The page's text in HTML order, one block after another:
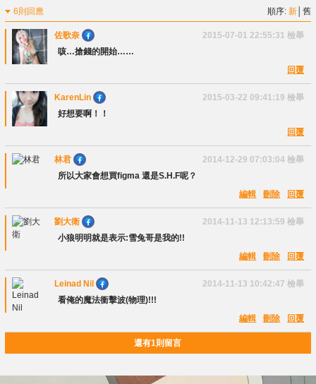
6則回應 順序:新 │舊
佐歌奈 2015-07-01 22:55:31 檢舉
咳…搶錢的開始……
回覆
KarenLin 2015-03-22 09:41:19 檢舉
好想要啊！！
回覆
林君 2014-12-29 07:03:04 檢舉
所以大家會想買figma 還是S.H.F呢？
回覆
刪除
編輯
劉大衛 2014-11-13 12:13:59 檢舉
小狼明明就是表示:雪兔哥是我的!!
回覆
刪除
編輯
Leinad Nil 2014-11-13 10:42:47 檢舉
看俺的魔法衝擊波(物理)!!!
回覆
刪除
編輯
還有1則留言